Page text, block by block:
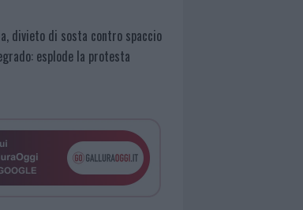
divieto di sosta contro spaccio
esplode la protesta